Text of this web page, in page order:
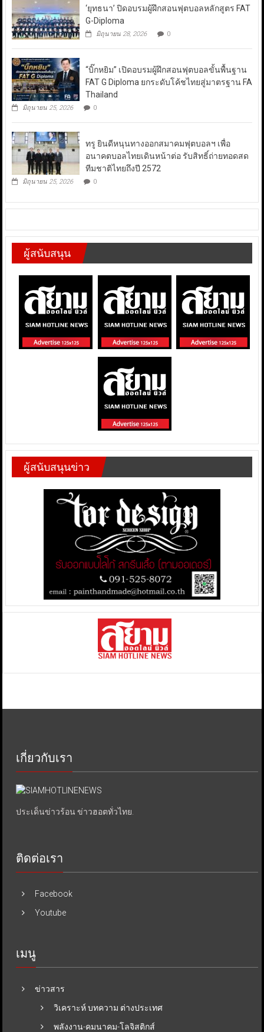
‘ยุทธนา’ ปิดอบรมผู้ฝึกสอนฟุตบอลหลักสูตร FAT
G-Diploma
มิถุนายน 28, 2026 0
“บิ๊กหยิม” เปิดอบรมผู้ฝึกสอนฟุตบอลขั้นพื้นฐาน
FAT G Diploma ยกระดับโค้ชไทยสู่มาตรฐาน FA
Thailand
มิถุนายน 25, 2026 0
ทรู ยินดีหนุนทางออกสมาคมฟุตบอลฯ เพื่อ
อนาคตบอลไทยเดินหน้าต่อ รับสิทธิ์ถ่ายทอดสด
ทีมชาติไทยถึงปี 2572
มิถุนายน 25, 2026 0
ผู้สนับสนุน
ผู้สนับสนุนข่าว
เกี่ยวกับเรา
ประเด็นข่าวร้อน ข่าวฮอตทั่วไทย.
ติดต่อเรา
Facebook
Youtube
เมนู
ข่าวสาร
วิเคราะห์ บทความ ต่างประเทศ
พลังงาน-คมนาคม-โลจิสติกส์